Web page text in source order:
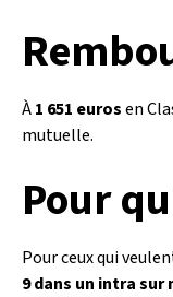
À1 651 eurosen
mutuelle.
Pour
Pour ceux qui
9 dans un intra sur